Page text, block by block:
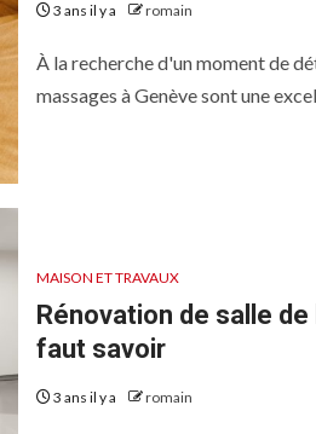
3 ans il y a romain
À la recherche d'un moment de
massages à Genève sont une
MAISON ET TRAVAUX
Rénovation de salle de
faut savoir
3 ans il y a romain